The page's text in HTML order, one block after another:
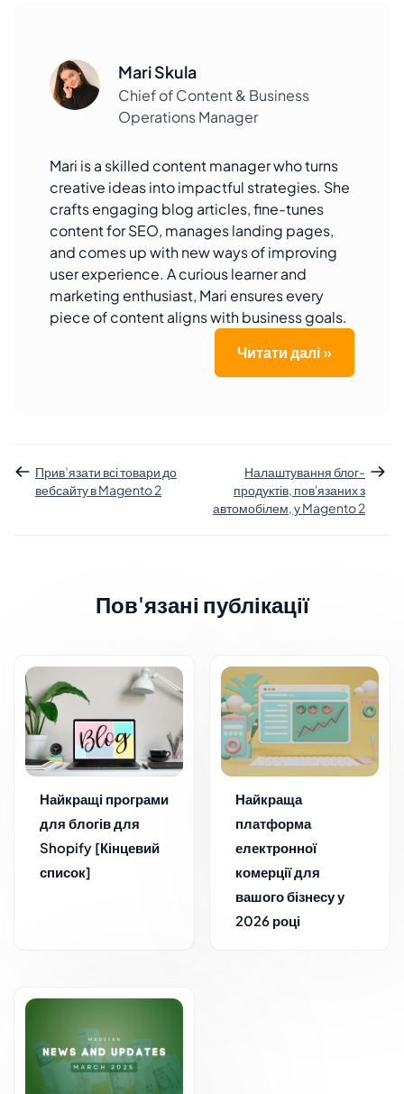
Mari Skula
Chief of Content & Business
Operations Manager
Mari is a skilled content manager who turns
creative ideas into impactful strategies. She
crafts engaging blog articles, fine-tunes
content for SEO, manages landing pages,
and comes up with new ways of improving
user experience. A curious learner and
marketing enthusiast, Mari ensures every
piece of content aligns with business goals.
Читати далі »
Прив’язати всі товари до
вебсайту в Magento 2
Налаштування блог-
продуктів, пов'язаних з
автомобілем, у Magento 2
Пов'язані публікації
Найкращі програми
для блогів для
Shopify [Кінцевий
список]
Найкраща
платформа
електронної
комерції для
вашого бізнесу у
2026 році